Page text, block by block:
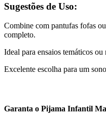
Sugestões de Uso:
Combine com pantufas fofas
completo.
Ideal para ensaios temáticos
Excelente escolha para um
Garanta o Pijama Infantil